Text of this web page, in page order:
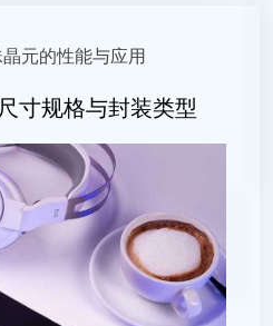
元的性能与应用
寸规格与封装类型